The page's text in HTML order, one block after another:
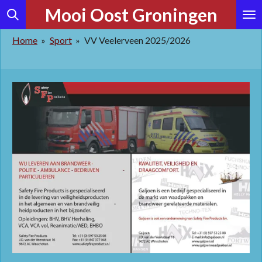
Ga
direct
naar
Mooi Oost Groningen
Home » Sport » VV Veelerveen 2025/2026